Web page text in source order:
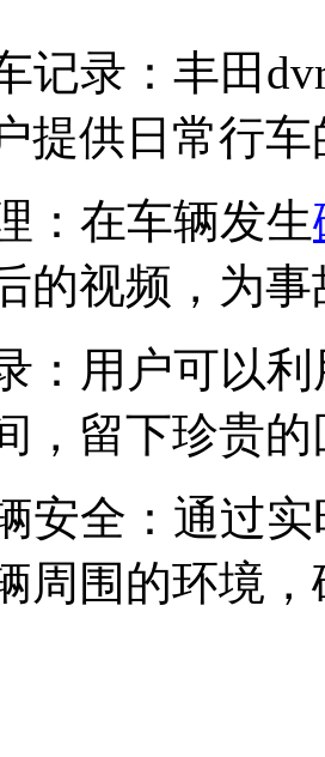
记录：丰田
提供日常行
：在车辆发生
的视频，为
：用户可以
，留下珍贵的
安全：通过
周围的环境